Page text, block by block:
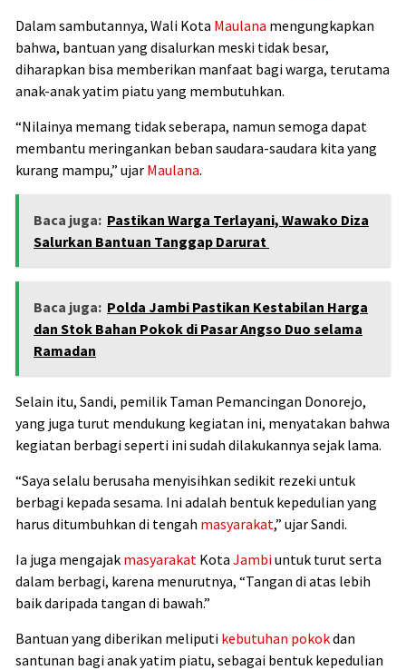
Dalam sambutannya, Wali Kota Maulana mengungkapkan
bahwa, bantuan yang disalurkan meski tidak besar,
diharapkan bisa memberikan manfaat bagi warga, terutama
anak-anak yatim piatu yang membutuhkan.
“Nilainya memang tidak seberapa, namun semoga dapat
membantu meringankan beban saudara-saudara kita yang
kurang mampu,” ujar Maulana.
Baca juga: Pastikan Warga Terlayani, Wawako Diza
Salurkan Bantuan Tanggap Darurat
Baca juga: Polda Jambi Pastikan Kestabilan Harga
dan Stok Bahan Pokok di Pasar Angso Duo selama
Ramadan
Selain itu, Sandi, pemilik Taman Pemancingan Donorejo,
yang juga turut mendukung kegiatan ini, menyatakan bahwa
kegiatan berbagi seperti ini sudah dilakukannya sejak lama.
“Saya selalu berusaha menyisihkan sedikit rezeki untuk
berbagi kepada sesama. Ini adalah bentuk kepedulian yang
harus ditumbuhkan di tengah masyarakat,” ujar Sandi.
Ia juga mengajak masyarakat Kota Jambiuntuk turut serta
dalam berbagi, karena menurutnya, “Tangan di atas lebih
baik daripada tangan di bawah.”
Bantuan yang diberikan meliputi kebutuhan pokokdan
santunan bagi anak yatim piatu, sebagai bentuk kepedulian